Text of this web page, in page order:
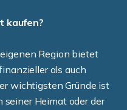
kaufen?
Region bietet
als auch
wichtigsten Gründe ist
seiner Heimat oder der